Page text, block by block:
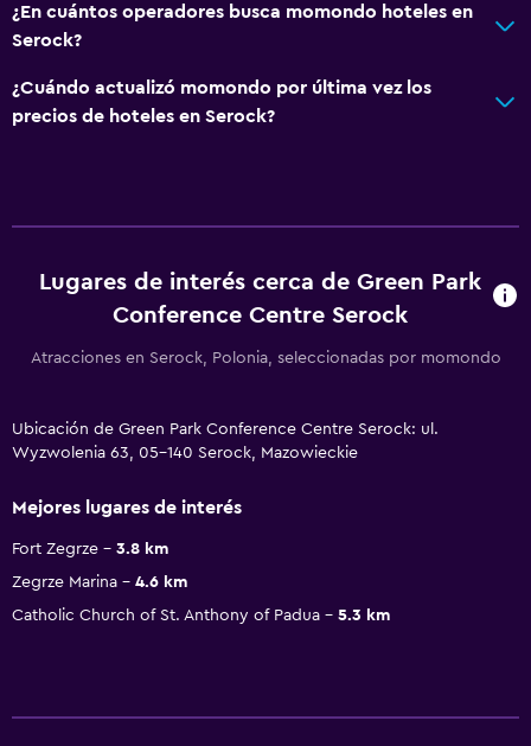
¿En cuántos operadores busca momondo hoteles en
Serock?
¿Cuándo actualizó momondo por última vez los
precios de hoteles en Serock?
Lugares de interés cerca de Green Park
Conference Centre Serock
Atracciones en Serock, Polonia, seleccionadas por momondo
Ubicación de Green Park Conference Centre Serock: ul.
Wyzwolenia 63, 05-140 Serock, Mazowieckie
Mejores lugares de interés
Fort Zegrze
3.8 km
Zegrze Marina
4.6 km
Catholic Church of St. Anthony of Padua
5.3 km